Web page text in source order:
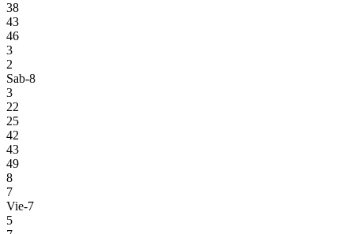
38
43
46
3
2
Sab-8
3
22
25
42
43
49
8
7
Vie-7
5